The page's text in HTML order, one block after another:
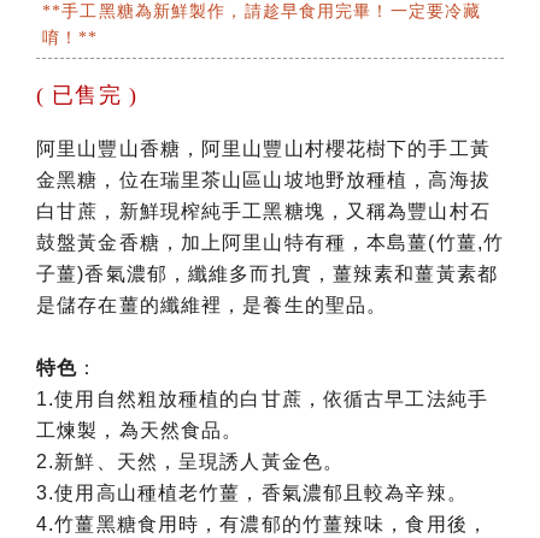
**手工黑糖為新鮮製作，請趁早食用完畢！一定要冷藏
唷！**
( 已售完 )
阿里山豐山香糖，阿里山豐山村櫻花樹下的手工黃
金黑糖，位在瑞里茶山區山坡地野放種植，高海拔
白甘蔗，新鮮現榨純手工黑糖塊，又稱為豐山村石
鼓盤黃金香糖，加上阿里山特有種，本島薑(竹薑,竹
子薑)香氣濃郁，纖維多而扎實，薑辣素和薑黃素都
是儲存在薑的纖維裡，是養生的聖品。
特色 ：
1.使用自然粗放種植的白甘蔗，依循古早工法純手
工煉製，為天然食品。
2.新鮮、天然，呈現誘人黃金色。
3.使用高山種植老竹薑，香氣濃郁且較為辛辣。
4.竹薑黑糖食用時，有濃郁的竹薑辣味，食用後，